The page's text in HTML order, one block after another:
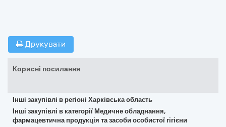
Друкувати
Корисні посилання
Інші закупівлі в регіоні Харківська область
Інші закупівлі в категорії Медичне обладнання,
фармацевтична продукція та засоби особистої гігієни